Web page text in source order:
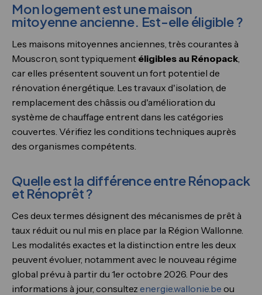
Mon logement est une maison
mitoyenne ancienne. Est-elle éligible ?
Les maisons mitoyennes anciennes, très courantes à
Mouscron, sont typiquement éligibles au Rénopack,
car elles présentent souvent un fort potentiel de
rénovation énergétique. Les travaux d'isolation, de
remplacement des châssis ou d'amélioration du
système de chauffage entrent dans les catégories
couvertes. Vérifiez les conditions techniques auprès
des organismes compétents.
Quelle est la différence entre Rénopack
et Rénoprêt ?
Ces deux termes désignent des mécanismes de prêt à
taux réduit ou nul mis en place par la Région Wallonne.
Les modalités exactes et la distinction entre les deux
peuvent évoluer, notamment avec le nouveau régime
global prévu à partir du 1er octobre 2026. Pour des
informations à jour, consultez energie.wallonie.be ou